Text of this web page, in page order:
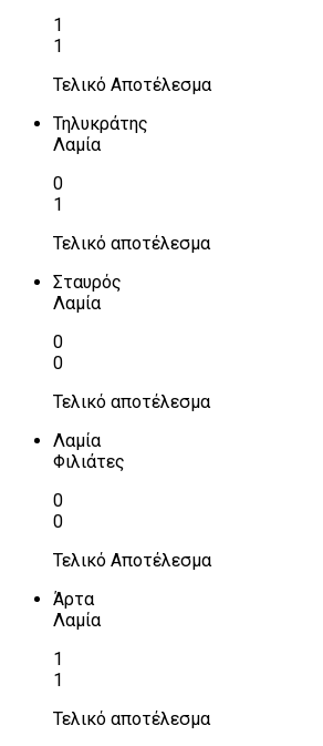
1
1
Τελικό Αποτέλεσμα
Τηλυκράτης
Λαμία
0
1
Τελικό αποτέλεσμα
Σταυρός
Λαμία
0
0
Τελικό αποτέλεσμα
Λαμία
Φιλιάτες
0
0
Τελικό Αποτέλεσμα
Άρτα
Λαμία
1
1
Τελικό αποτέλεσμα